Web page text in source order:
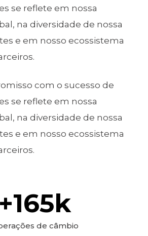
se reflete em nossa
na diversidade de nossa
e em nosso ecossistema
com o sucesso de
se reflete em nossa
na diversidade de nossa
e em nosso ecossistema
de câmbio
+165k